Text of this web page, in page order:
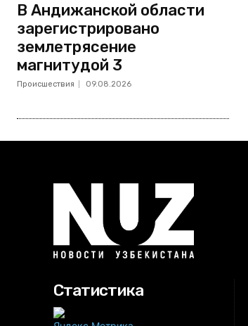
В Андижанской области
зарегистрировано
землетрясение
магнитудой 3
Происшествия 09.08.2026
Статистика